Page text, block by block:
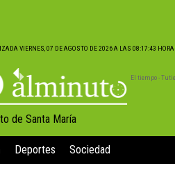
VIERNES, 07 DE AGOSTO DE 2026 A LAS 08:17:43
de Santa María
El tiempo -
Deportes Sociedad